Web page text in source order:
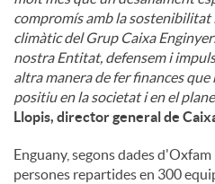
compromís amb la sostenibilitat
climàtic del Grup Caixa
nostra Entitat, defensem i
altra manera de fer finances
positiu en la societat i en el
Llopis, director general de
Enguany, segons dades
persones repartides en 300